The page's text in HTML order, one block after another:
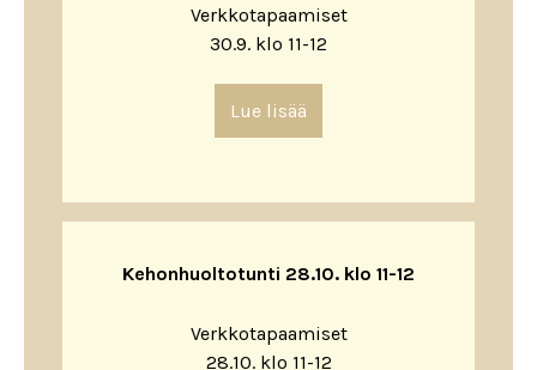
Verkkotapaamiset
30.9. klo 11-12
Lue lisää
Kehonhuoltotunti 28.10. klo 11-12
Verkkotapaamiset
28.10. klo 11-12